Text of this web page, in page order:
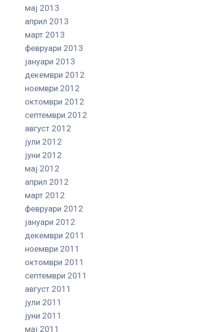
мај 2013
април 2013
март 2013
февруари 2013
јануари 2013
декември 2012
ноември 2012
октомври 2012
септември 2012
август 2012
јули 2012
јуни 2012
мај 2012
април 2012
март 2012
февруари 2012
јануари 2012
декември 2011
ноември 2011
октомври 2011
септември 2011
август 2011
јули 2011
јуни 2011
мај 2011